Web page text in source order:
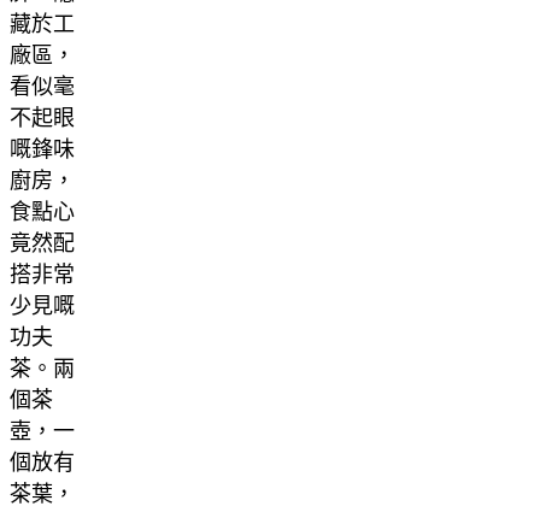
藏於工
廠區，
看似毫
不起眼
嘅鋒味
廚房，
食點心
竟然配
搭非常
少見嘅
功夫
茶。兩
個茶
壺，一
個放有
茶葉，